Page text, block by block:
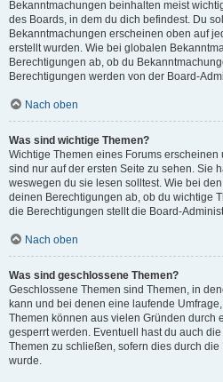
Bekanntmachungen beinhalten meist
des Boards, in dem du dich befindest. Du
Bekanntmachungen erscheinen oben auf
erstellt wurden. Wie bei globalen
Berechtigungen ab, ob du
Berechtigungen werden von der Board-
Nach oben
Was sind wichtige Themen?
Wichtige Themen eines Forums
sind nur auf der ersten Seite zu sehen. Sie
weswegen du sie lesen solltest. Wie bei
deinen Berechtigungen ab, ob du wichtige
die Berechtigungen stellt die Board-
Nach oben
Was sind geschlossene Themen?
Geschlossene Themen sind Themen, in
kann und bei denen eine laufende
Themen können aus vielen Gründen durch
gesperrt werden. Eventuell hast du auch
Themen zu schließen, sofern dies durch
wurde.